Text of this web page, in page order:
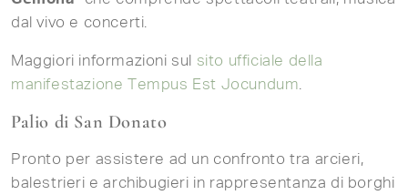
dal vivo e concerti.
Maggiori informazioni sul sito ufficiale della
manifestazione Tempus Est Jocundum.
Palio di San Donato
Pronto per assistere ad un confronto tra arcieri,
balestrieri e archibugieri in rappresentanza di borghi